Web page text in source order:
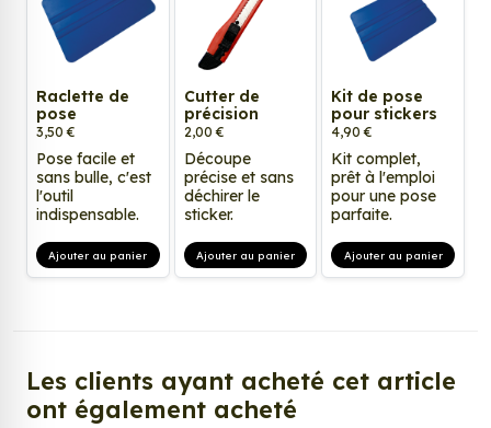
Raclette de
pose
3,50 €
Pose facile et
sans bulle, c'est
l'outil
indispensable.
Ajouter au panier
Cutter de
précision
2,00 €
Découpe
précise et sans
déchirer le
sticker.
Ajouter au panier
Kit de pose
pour stickers
4,90 €
Kit complet,
prêt à l'emploi
pour une pose
parfaite.
Ajouter au panier
Les clients ayant acheté cet article
ont également acheté